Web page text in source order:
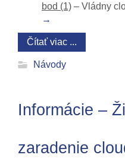
bod (1) – Vládny
→
Čítať viac ...
Návody
Informácie –
zaradenie